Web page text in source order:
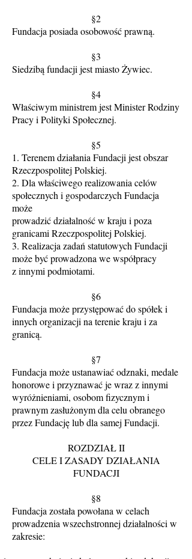
§2
Fundacja posiada osobowość prawną.
§3
Siedzibą fundacji jest miasto Żywiec.
§4
Właściwym ministrem jest Minister Rodziny
Pracy i Polityki Społecznej.
§5
1. Terenem działania Fundacji jest obszar
Rzeczpospolitej Polskiej.
2. Dla właściwego realizowania celów
społecznych i gospodarczych Fundacja
może
prowadzić działalność w kraju i poza
granicami Rzeczpospolitej Polskiej.
3. Realizacja zadań statutowych Fundacji
może być prowadzona we współpracy
z innymi podmiotami.
§6
Fundacja może przystępować do spółek i
innych organizacji na terenie kraju i za
granicą.
§7
Fundacja może ustanawiać odznaki, medale
honorowe i przyznawać je wraz z innymi
wyróżnieniami, osobom fizycznym i
prawnym zasłużonym dla celu obranego
przez Fundację lub dla samej Fundacji.
ROZDZIAŁ II
CELE I ZASADY DZIAŁANIA
FUNDACJI
§8
Fundacja została powołana w celach
prowadzenia wszechstronnej działalności w
zakresie: